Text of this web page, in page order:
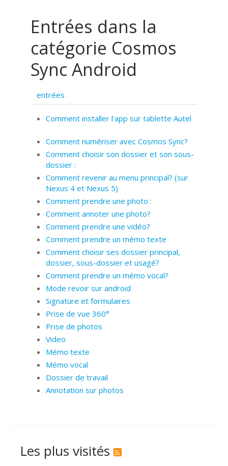
Entrées dans la
catégorie Cosmos
Sync Android
entrées
Comment installer l'app sur tablette Autel
Comment numériser avec Cosmos Sync?
Comment choisir son dossier et son sous-
dossier :
Comment revenir au menu principal? (sur
Nexus 4 et Nexus 5)
Comment prendre une photo :
Comment annoter une photo?
Comment prendre une vidéo?
Comment prendre un mémo texte
Comment choisir ses dossier principal,
dossier, sous-dossier et usagé?
Comment prendre un mémo vocal?
Mode revoir sur android
Signature et formulaires
Prise de vue 360°
Prise de photos
Video
Mémo texte
Mémo vocal
Dossier de travail
Annotation sur photos
Les plus visités